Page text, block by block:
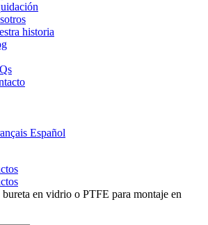
historia
Español
en vidrio o PTFE para montaje en